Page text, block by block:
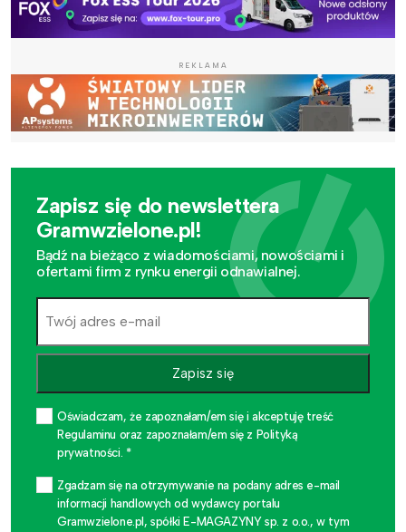
REKLAMA
Zapisz się do newslettera
Gramwzielone.pl!
Bądź na bieżąco z wiadomościami, nowościami i
ofertami firm z rynku energii odnawialnej.
Zapisz się
Oświadczam, że zapoznałam/em się i akceptuję treść
Regulaminu oraz zapoznałam/em się z Polityką
prywatności. *
Zgadzam się na otrzymywanie na podany adres e-mail
informacji handlowych od wydawcy portalu
Gramwzielone.pl, spółki E-MAGAZYNY sp. z o.o., w tym